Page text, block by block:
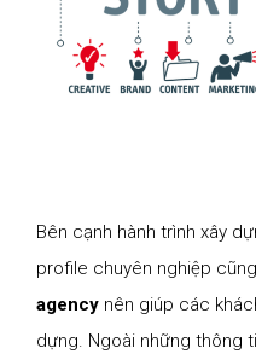
Bên cạnh hành trình xây
profile chuyên nghiệp
agency nên giúp các
dựng. Ngoài những thông